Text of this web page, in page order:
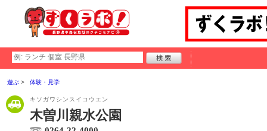
遊ぶ 体験・見学
キソガワシンスイコウエン
木曽川親水公園